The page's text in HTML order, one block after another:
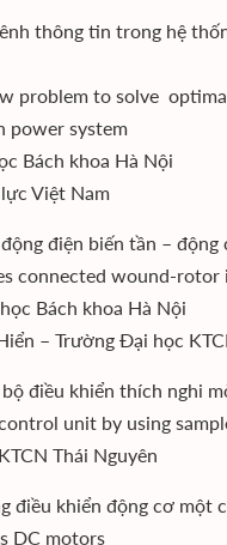
thông tin trong hệ
problem to solve
power system
Bách khoa Hà Nội
Việt Nam
điện biến tần –
connected wound-
Bách khoa Hà Nội
– Trường Đại học
điều khiển thích nghi
unit by using
Thái Nguyên
điều khiển động cơ một
DC motors